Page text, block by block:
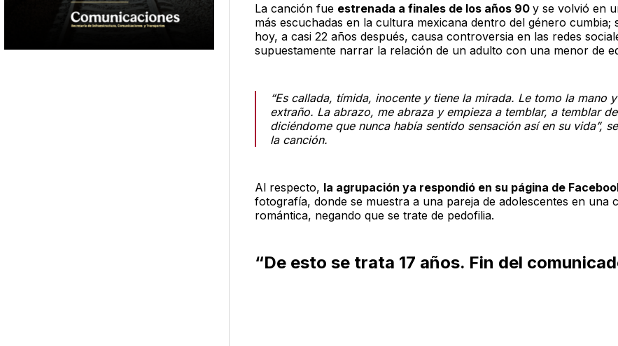
La canción fue estrenada a finales de los años 90 y se volvió en
más escuchadas en la cultura mexicana dentro del género cumbia;
hoy, a casi 22 años después, causa controversia en las redes
supuestamente narrar la relación de un adulto con una menor de
“Es callada, tímida, inocente y tiene la mirada. Le tomo la mano
extraño. La abrazo, me abraza y empieza a temblar, a temblar
diciéndome que nunca había sentido sensación así en su vida”,
la canción.
Al respecto, la agrupación ya respondió en su página de
fotografía, donde se muestra a una pareja de adolescentes en una
romántica, negando que se trate de pedofilia.
“De esto se trata 17 años. Fin del